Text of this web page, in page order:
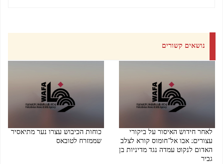
נושאים קשורים
לאחר חידוש האיסור על ביקורי
עצורים: אבו אל־חומוס קורא לצלב
האדום לנקוט עמדה נגד מדיניות בן
גביר
כוחות הכיבוש עצרו נער מתיאסיר
שממזרח לטובאס